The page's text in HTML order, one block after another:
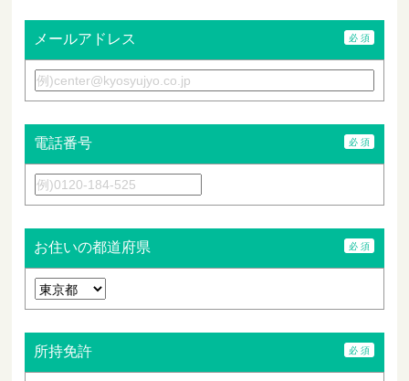
メールアドレス
電話番号
お住いの都道府県
所持免許